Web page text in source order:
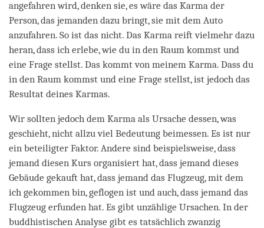
angefahren wird, denken sie, es wäre das Karma der
Person, das jemanden dazu bringt, sie mit dem Auto
anzufahren. So ist das nicht. Das Karma reift vielmehr dazu
heran, dass ich erlebe, wie du in den Raum kommst und
eine Frage stellst. Das kommt von meinem Karma. Dass du
in den Raum kommst und eine Frage stellst, ist jedoch das
Resultat deines Karmas.
Wir sollten jedoch dem Karma als Ursache dessen, was
geschieht, nicht allzu viel Bedeutung beimessen. Es ist nur
ein beteiligter Faktor. Andere sind beispielsweise, dass
jemand diesen Kurs organisiert hat, dass jemand dieses
Gebäude gekauft hat, dass jemand das Flugzeug, mit dem
ich gekommen bin, geflogen ist und auch, dass jemand das
Flugzeug erfunden hat. Es gibt unzählige Ursachen. In der
buddhistischen Analyse gibt es tatsächlich zwanzig